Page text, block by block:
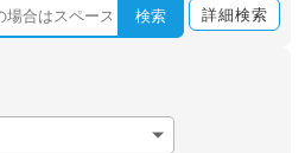
検索 詳細検索